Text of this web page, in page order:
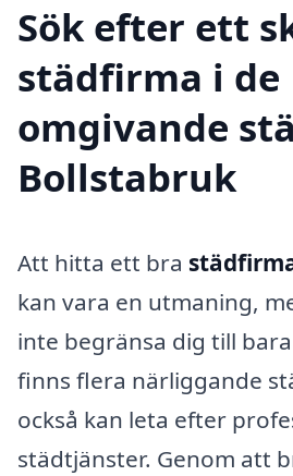
Sök efter ett
städfirma i de
omgivande
Bollstabruk
Att hitta ett bra
kan vara en utmaning,
inte begränsa dig till
finns flera närliggande
också kan leta efter
städtjänster. Genom att